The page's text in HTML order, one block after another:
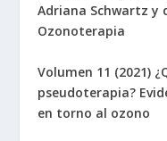
Adriana Schwartz y
Ozonoterapia
Volumen 11 (2021)
pseudoterapia?
en torno al ozono